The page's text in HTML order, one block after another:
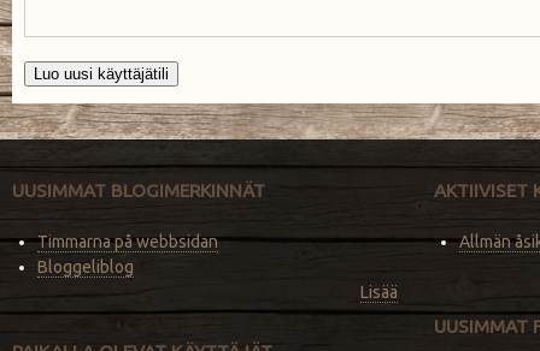
UUSIMMAT BLOGIMERKINNÄT
Timmarna på webbsidan
Bloggeliblog
Lisää
AKTIIVISET
Allmän
UUSIMMAT